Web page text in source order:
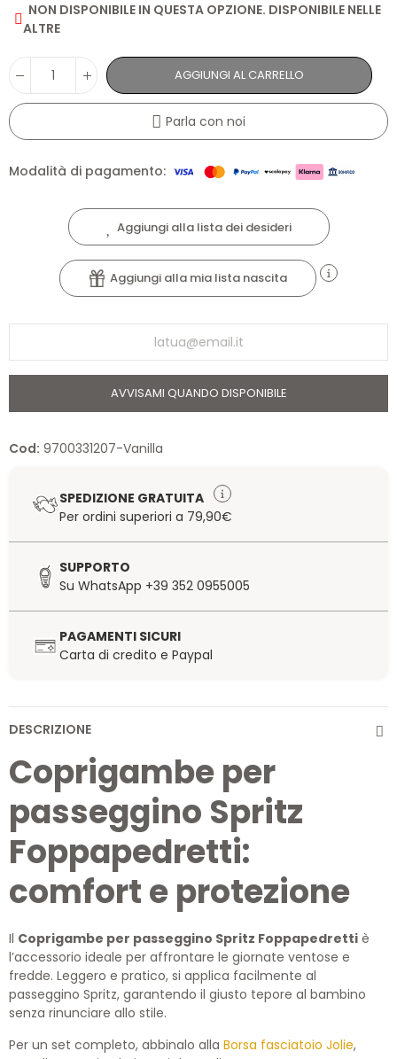
NON DISPONIBILE IN QUESTA OPZIONE. DISPONIBILE NELLE
ALTRE
AGGIUNGI AL CARRELLO
Parla con noi
Modalità di pagamento:
Aggiungi alla lista dei desideri
Aggiungi alla mia lista nascita
AVVISAMI QUANDO DISPONIBILE
Cod: 9700331207-Vanilla
SPEDIZIONE GRATUITA
Per ordini superiori a 79,90€
SUPPORTO
Su WhatsApp +39 352 0955005
PAGAMENTI SICURI
Carta di credito e Paypal
DESCRIZIONE
Coprigambe per
passeggino Spritz
Foppapedretti:
comfort e protezione
Il Coprigambe per passeggino Spritz Foppapedretti è
l’accessorio ideale per affrontare le giornate ventose e
fredde. Leggero e pratico, si applica facilmente al
passeggino Spritz, garantendo il giusto tepore al bambino
senza rinunciare allo stile.
Per un set completo, abbinalo alla Borsa fasciatoio Jolie,